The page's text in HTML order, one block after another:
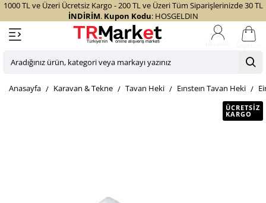
1000 TL ve Üzeri Ücretsiz Kargo - 200 TL ve Üzeri Tüm Siparişlerinizde 30 TL
İNDİRİM. Kupon Kodu: HOSGELDIN
Aradığınız
kategori
homeKaravan & Tekne Tavan Heki Eınsteın Tavan Heki
ÜCRETSIZ
KARGO